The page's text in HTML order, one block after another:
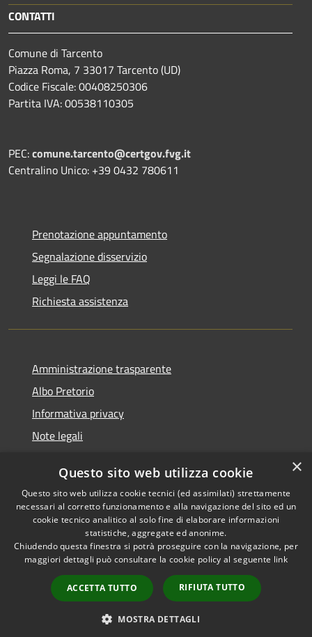
CONTATTI
Comune di Tarcento
Piazza Roma, 7 33017 Tarcento (UD)
Codice Fiscale: 00408250306
Partita IVA: 00538110305
PEC:comune.tarcento@certgov.fvg.it
Centralino Unico: +39 0432 780611
Prenotazione appuntamento
Segnalazione disservizio
Leggi le FAQ
Richiesta assistenza
Amministrazione trasparente
Albo Pretorio
Informativa privacy
Note legali
Segnalazioni di inaccessibilità
RSS
Accessibilità
Copyright © 2026 • Comune di
Tarcento • Powered by
Municipium•
Accesso
redazione
×
Questo sito web utilizza cookie
Questo sito web utilizza cookie tecnici (ed assimilati) strettamente
necessari al corretto funzionamento e alla navigazione del sito ed un
cookie tecnico analitico al solo fine di elaborare informazioni
statistiche, aggregate ed anonime.
Chiudendo questa finestra si potrà proseguire con la navigazione, per
maggiori dettagli può consultare la cookie policy al seguente link
ACCETTA TUTTO RIFIUTA TUTTO
MOSTRA DETTAGLI